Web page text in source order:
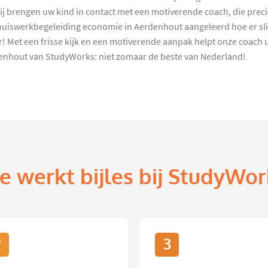
uw kind in contact met een motiverende coach, die
economie in Aerdenhout aangeleerd hoe er
Met een frisse kijk en een motiverende aanpak helpt onze
van StudyWorks: niet zomaar de beste van Nederland!
werkt bijles bij
3